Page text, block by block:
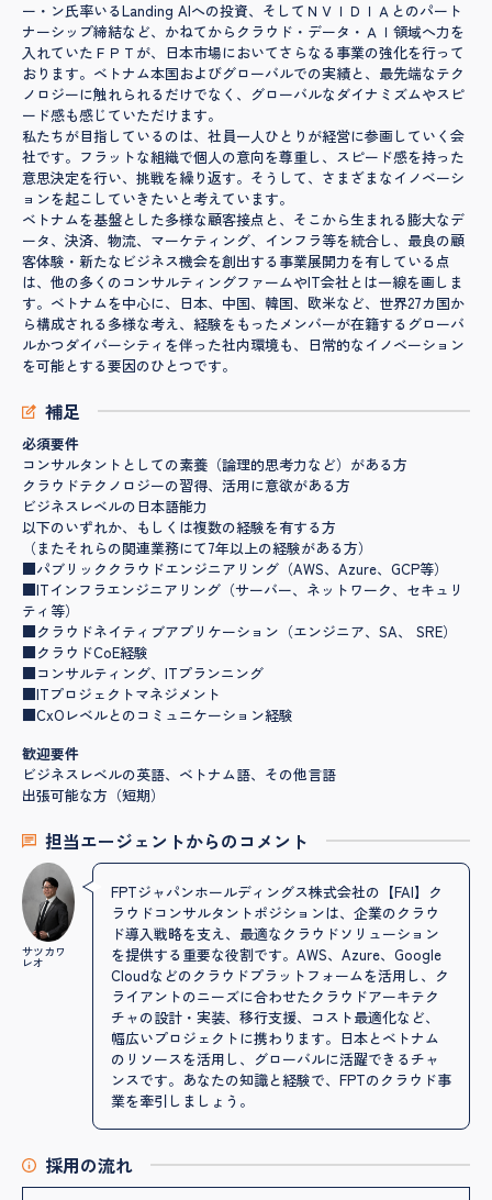
ー・ン氏率いるLanding AIへの投資、そしてＮＶＩＤＩＡとのパート
ナーシップ締結など、かねてからクラウド・データ・ＡＩ領域へ力を
入れていたＦＰＴが、日本市場においてさらなる事業の強化を行って
おります。ベトナム本国およびグローバルでの実績と、最先端なテク
ノロジーに触れられるだけでなく、グローバルなダイナミズムやスピ
ード感も感じていただけます。
私たちが目指しているのは、社員一人ひとりが経営に参画していく会
社です。フラットな組織で個人の意向を尊重し、スピード感を持った
意思決定を行い、挑戦を繰り返す。そうして、さまざまなイノベーシ
ョンを起こしていきたいと考えています。
ベトナムを基盤とした多様な顧客接点と、そこから生まれる膨大なデ
ータ、決済、物流、マーケティング、インフラ等を統合し、最良の顧
客体験・新たなビジネス機会を創出する事業展開力を有している点
は、他の多くのコンサルティングファームやIT会社とは一線を画しま
す。ベトナムを中心に、日本、中国、韓国、欧米など、世界27カ国か
ら構成される多様な考え、経験をもったメンバーが在籍するグローバ
ルかつダイバーシティを伴った社内環境も、日常的なイノベーション
を可能とする要因のひとつです。
補足
必須要件
コンサルタントとしての素養（論理的思考力など）がある方
クラウドテクノロジーの習得、活用に意欲がある方
ビジネスレベルの日本語能力
以下のいずれか、もしくは複数の経験を有する方
（またそれらの関連業務にて7年以上の経験がある方）
■パブリッククラウドエンジニアリング（AWS、Azure、GCP等）
■ITインフラエンジニアリング（サーバー、ネットワーク、セキュリ
ティ等）
■クラウドネイティブアプリケーション（エンジニア、SA、 SRE）
■クラウドCoE経験
■コンサルティング、ITプランニング
■ITプロジェクトマネジメント
■CxOレベルとのコミュニケーション経験
歓迎要件
ビジネスレベルの英語、ベトナム語、その他言語
出張可能な方（短期）
担当エージェントからのコメント
サツカワ
レオ
FPTジャパンホールディングス株式会社の【FAI】ク
ラウドコンサルタントポジションは、企業のクラウ
ド導入戦略を支え、最適なクラウドソリューション
を提供する重要な役割です。AWS、Azure、Google
Cloudなどのクラウドプラットフォームを活用し、ク
ライアントのニーズに合わせたクラウドアーキテク
チャの設計・実装、移行支援、コスト最適化など、
幅広いプロジェクトに携わります。日本とベトナム
のリソースを活用し、グローバルに活躍できるチャ
ンスです。あなたの知識と経験で、FPTのクラウド事
業を牽引しましょう。
採用の流れ